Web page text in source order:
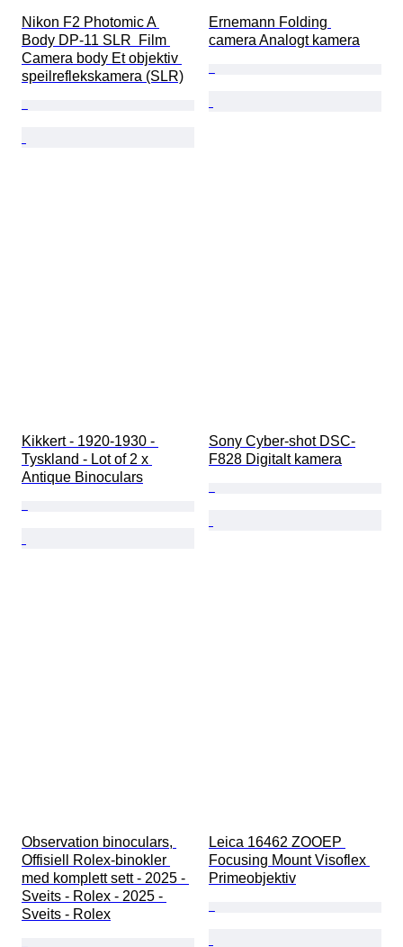
Nikon F2 Photomic A
Body DP-11 SLR  Film
Camera body Et objektiv
speilreflekskamera (SLR)
Ernemann Folding
camera Analogt kamera
Kikkert - 1920-1930 -
Tyskland - Lot of 2 x
Antique Binoculars
Sony Cyber-shot DSC-
F828 Digitalt kamera
Observation binoculars,
Offisiell Rolex-binokler
med komplett sett - 2025 -
Sveits - Rolex - 2025 -
Sveits - Rolex
Leica 16462 ZOOEP
Focusing Mount Visoflex
Primeobjektiv